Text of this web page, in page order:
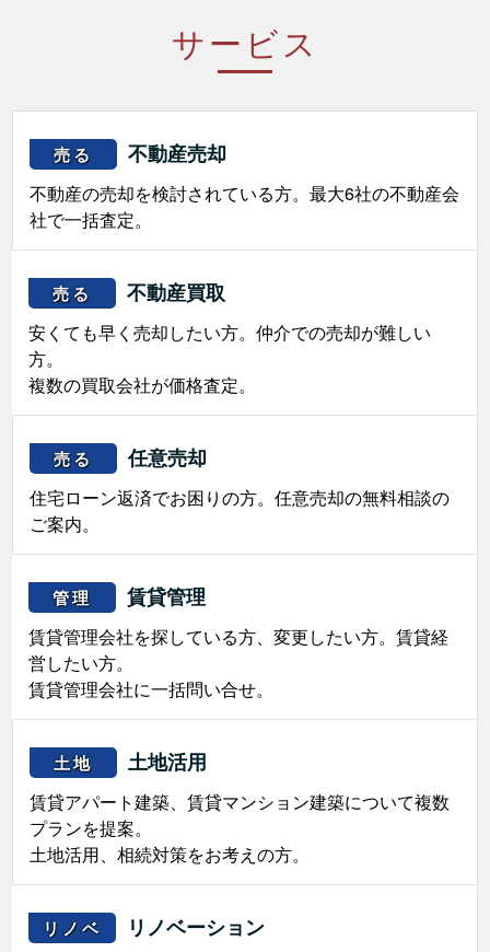
サービス
売る 不動産売却
不動産の売却を検討されている方。最大6社の不動産会
社で一括査定。
売る 不動産買取
安くても早く売却したい方。仲介での売却が難しい
方。
複数の買取会社が価格査定。
売る 任意売却
住宅ローン返済でお困りの方。任意売却の無料相談の
ご案内。
管理 賃貸管理
賃貸管理会社を探している方、変更したい方。賃貸経
営したい方。
賃貸管理会社に一括問い合せ。
土地 土地活用
賃貸アパート建築、賃貸マンション建築について複数
プランを提案。
土地活用、相続対策をお考えの方。
リノベ リノベーション